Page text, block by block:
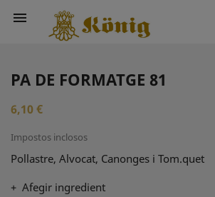

PA DE FORMATGE 81
6,10 €
Impostos inclosos
Pollastre, Alvocat, Canonges i Tom.quet
+ Afegir ingredient